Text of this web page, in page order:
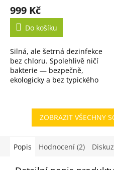
produktu
5,0
5
hvězdiček.
999 Kč
Do košíku
Silná, ale šetrná dezinfekce
bez chloru. Spolehlivě ničí
bakterie — bezpečně,
ekologicky a bez typického
ZOBRAZIT VŠECHNY
Popis Hodnocení (2)